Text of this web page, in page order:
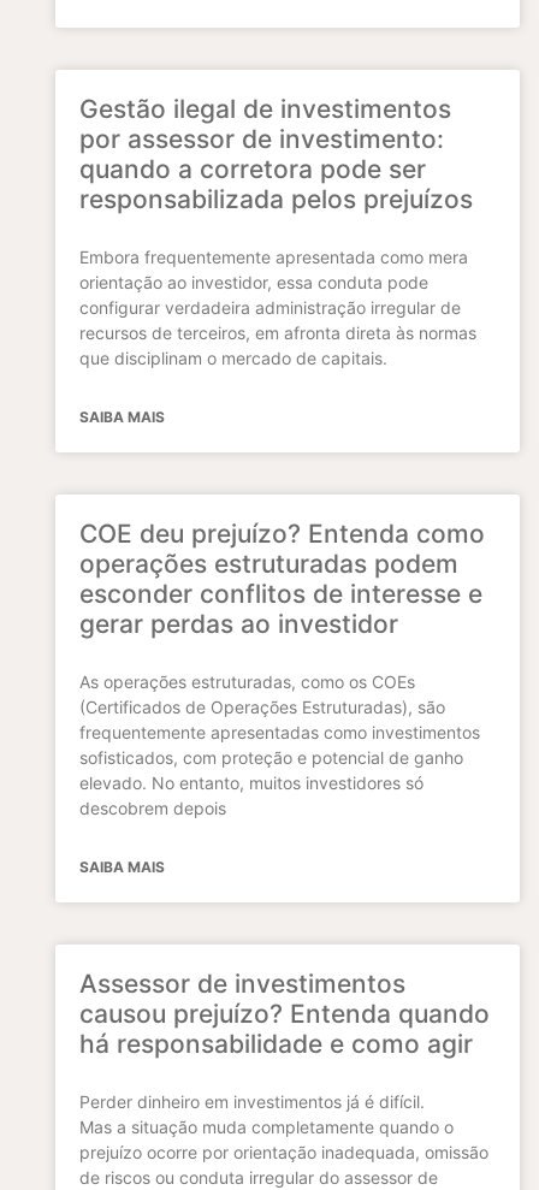
Gestão ilegal de investimentos
por assessor de investimento:
quando a corretora pode ser
responsabilizada pelos prejuízos
Embora frequentemente apresentada como mera
orientação ao investidor, essa conduta pode
configurar verdadeira administração irregular de
recursos de terceiros, em afronta direta às normas
que disciplinam o mercado de capitais.
SAIBA MAIS
COE deu prejuízo? Entenda como
operações estruturadas podem
esconder conflitos de interesse e
gerar perdas ao investidor
As operações estruturadas, como os COEs
(Certificados de Operações Estruturadas), são
frequentemente apresentadas como investimentos
sofisticados, com proteção e potencial de ganho
elevado. No entanto, muitos investidores só
descobrem depois
SAIBA MAIS
Assessor de investimentos
causou prejuízo? Entenda quando
há responsabilidade e como agir
Perder dinheiro em investimentos já é difícil.
Mas a situação muda completamente quando o
prejuízo ocorre por orientação inadequada, omissão
de riscos ou conduta irregular do assessor de